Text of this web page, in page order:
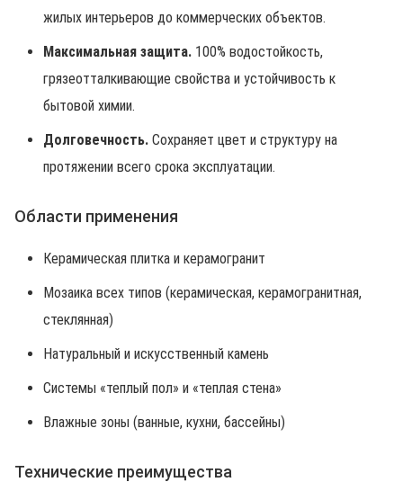
жилых интерьеров до коммерческих объектов.
Максимальная защита. 100% водостойкость,
грязеотталкивающие свойства и устойчивость к
бытовой химии.
Долговечность. Сохраняет цвет и структуру на
протяжении всего срока эксплуатации.
Области применения
Керамическая плитка и керамогранит
Мозаика всех типов (керамическая, керамогранитная,
стеклянная)
Натуральный и искусственный камень
Системы «теплый пол» и «теплая стена»
Влажные зоны (ванные, кухни, бассейны)
Технические преимущества